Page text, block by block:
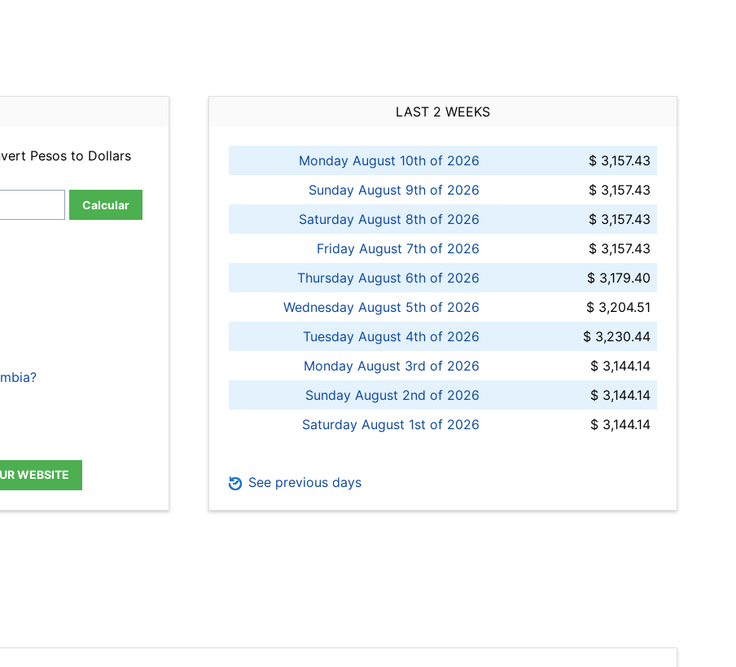
Pesos to Dollars
Calcular
WEBSITE
LAST 2 WEEKS
Monday August 10th of 2026
$ 3,157.43
Sunday August 9th of 2026
$ 3,157.43
Saturday August 8th of 2026
$ 3,157.43
Friday August 7th of 2026
$ 3,157.43
Thursday August 6th of 2026
$ 3,179.40
Wednesday August 5th of 2026
$ 3,204.51
Tuesday August 4th of 2026
$ 3,230.44
Monday August 3rd of 2026
$ 3,144.14
Sunday August 2nd of 2026
$ 3,144.14
Saturday August 1st of 2026
$ 3,144.14
See previous days